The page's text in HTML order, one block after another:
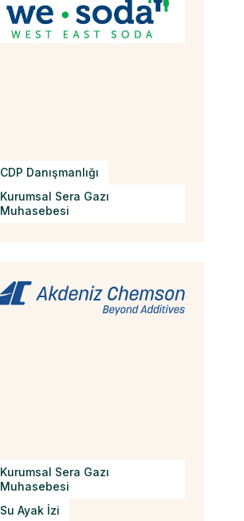
CDP Danışmanlığı
Kurumsal Sera Gazı
Muhasebesi
Kurumsal Sera Gazı
Muhasebesi
Su Ayak İzi